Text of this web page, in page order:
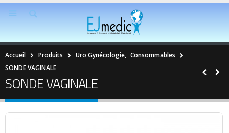
Accueil Produits Uro Gynécologie, Consommables
SONDE VAGINALE
SONDE VAGINALE